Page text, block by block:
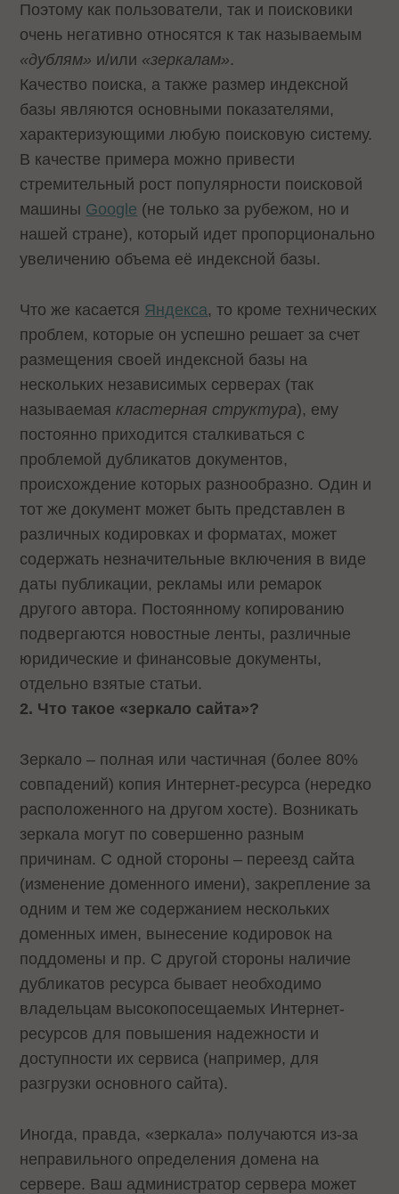
Поэтому как пользователи, так и поисковики
очень негативно относятся к так называемым
«дублям» и/или «зеркалам».
Качество поиска, а также размер индексной
базы являются основными показателями,
характеризующими любую поисковую систему.
В качестве примера можно привести
стремительный рост популярности поисковой
машины Google (не только за рубежом, но и
нашей стране), который идет пропорционально
увеличению объема её индексной базы.
Что же касается Яндекса, то кроме технических
проблем, которые он успешно решает за счет
размещения своей индексной базы на
нескольких независимых серверах (так
называемаякластерная структура), ему
постоянно приходится сталкиваться с
проблемой дубликатов документов,
происхождение которых разнообразно. Один и
тот же документ может быть представлен в
различных кодировках и форматах, может
содержать незначительные включения в виде
даты публикации, рекламы или ремарок
другого автора. Постоянному копированию
подвергаются новостные ленты, различные
юридические и финансовые документы,
отдельно взятые статьи.
2. Что такое «зеркало сайта»?
Зеркало – полная или частичная (более 80%
совпадений) копия Интернет-ресурса (нередко
расположенного на другом хосте). Возникать
зеркала могут по совершенно разным
причинам. С одной стороны – переезд сайта
(изменение доменного имени), закрепление за
одним и тем же содержанием нескольких
доменных имен, вынесение кодировок на
поддомены и пр. С другой стороны наличие
дубликатов ресурса бывает необходимо
владельцам высокопосещаемых Интернет-
ресурсов для повышения надежности и
доступности их сервиса (например, для
разгрузки основного сайта).
Иногда, правда, «зеркала» получаются из-за
неправильного определения домена на
сервере. Ваш администратор сервера может